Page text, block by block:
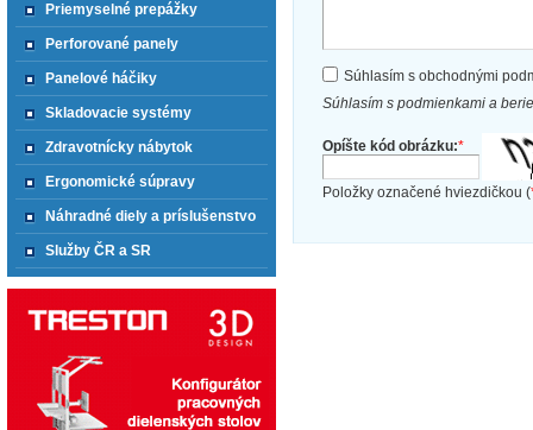
Súhlasím s obchodnými
Súhlasím s podmienkami a
Opíšte kód obrázku:*
Položky označené hviezdičkou (
Priemyselné prepážky
Perforované panely
Panelové háčiky
Skladovacie systémy
Zdravotnícky nábytok
Ergonomické súpravy
Náhradné diely a príslušenstvo
Služby ČR a SR